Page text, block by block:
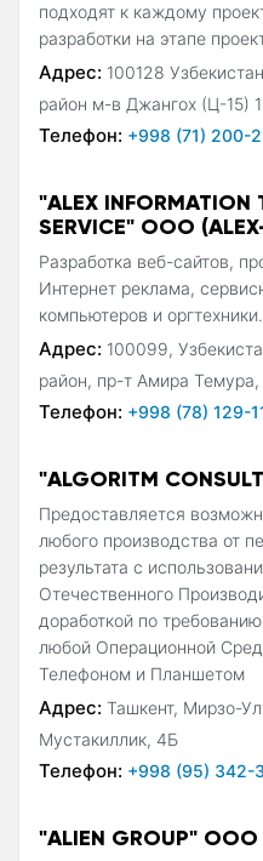
подходят к каждому
разработки на этапе
Адрес: 100128
район м-в Джангох (Ц-15)
Телефон: +998 (71) 200-
"ALEX INFORMATION
SERVICE" ООО
Разработка веб-сайтов,
Интернет реклама,
компьютеров и оргтехники.
Адрес: 100099,
район, пр-т Амира
Телефон: +998 (78) 129-
"ALGORITM
Предоставляется
любого производства от
результата с
Отечественного
доработкой по
любой Операционной
Телефоном и Планшетом
Адрес: Ташкент, Мирзо-
Мустакиллик, 4Б
Телефон: +998 (95) 342-
"ALIEN GROUP" OOO